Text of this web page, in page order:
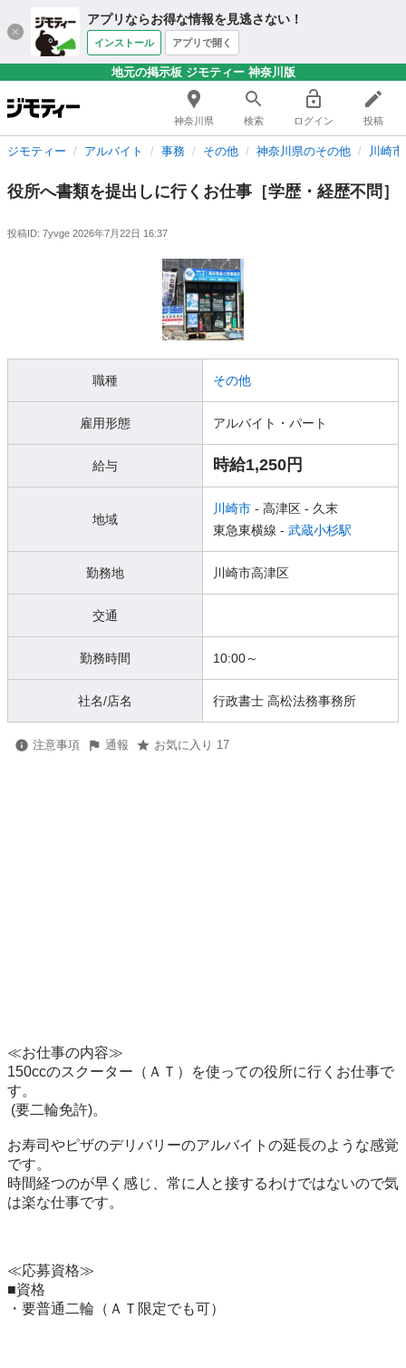
アプリならお得な情報を見逃さない！
インストール アプリで開く
地元の掲示板 ジモティー 神奈川版
神奈川県 検索 ログイン 投稿
ジモティー アルバイト 事務 その他 神奈川県のその他 川崎
役所へ書類を提出しに行くお仕事［学歴・経歴不問］
投稿ID: 7yvge 2026年7月22日 16:37
職種 その他
雇用形態 アルバイト・パート
給与 時給1,250円
地域
川崎市 - 高津区 - 久末
東急東横線 - 武蔵小杉駅
勤務地 川崎市高津区
交通
勤務時間 10:00～
社名/店名 行政書士 高松法務事務所
注意事項 通報 お気に入り 17
≪お仕事の内容≫
150ccのスクーター（ＡＴ）を使っての役所に行くお仕事で
す。
お寿司やピザのデリバリーのアルバイトの延長のような感覚
です。
時間経つのが早く感じ、常に人と接するわけではないので気
は楽な仕事です。
≪応募資格≫
■資格
・要普通二輪（ＡＴ限定でも可）